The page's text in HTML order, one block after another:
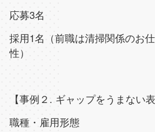
応募3名
採用1名（前職は清掃関係のお仕
性）
【事例２ . ギャップをうまない
職種・雇用形態